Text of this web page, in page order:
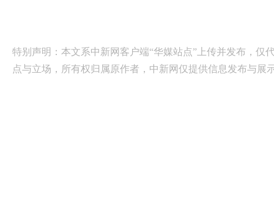
特别声明：本文系中新网客户端“华媒站点”上传并发布，仅
点与立场，所有权归属原作者，中新网仅提供信息发布与展